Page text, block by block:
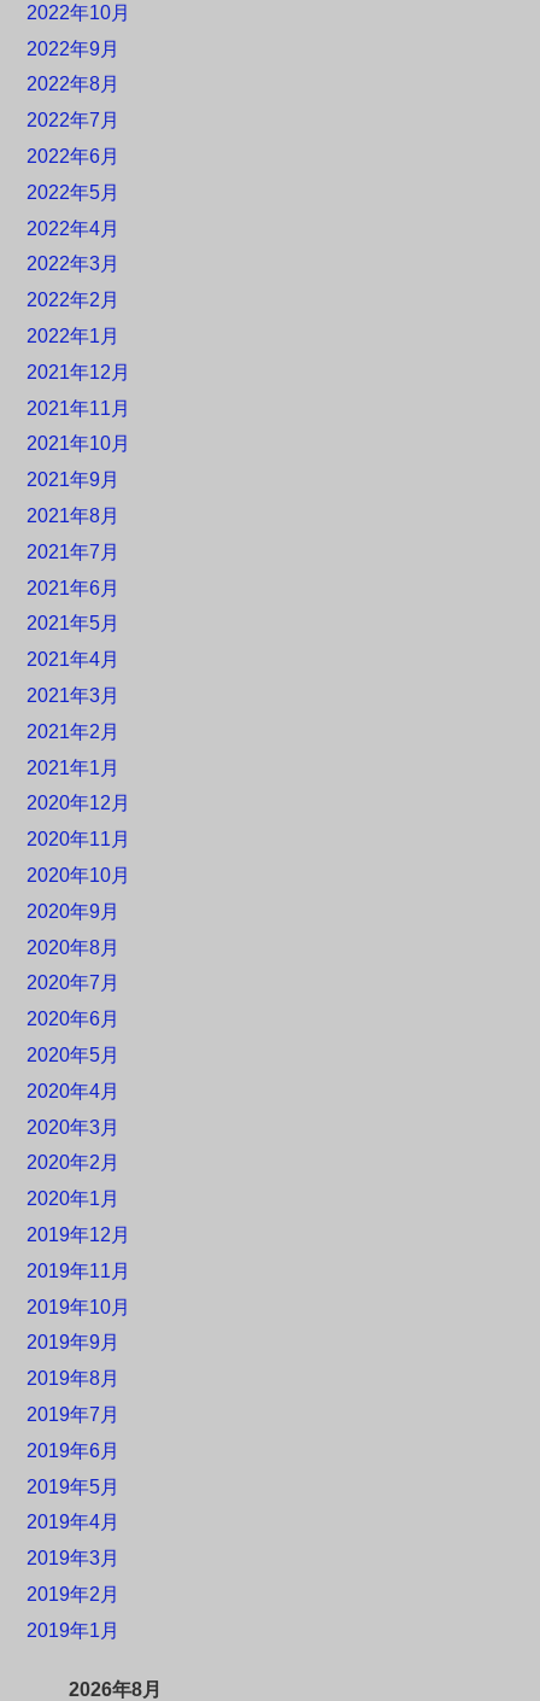
2022年10月
2022年9月
2022年8月
2022年7月
2022年6月
2022年5月
2022年4月
2022年3月
2022年2月
2022年1月
2021年12月
2021年11月
2021年10月
2021年9月
2021年8月
2021年7月
2021年6月
2021年5月
2021年4月
2021年3月
2021年2月
2021年1月
2020年12月
2020年11月
2020年10月
2020年9月
2020年8月
2020年7月
2020年6月
2020年5月
2020年4月
2020年3月
2020年2月
2020年1月
2019年12月
2019年11月
2019年10月
2019年9月
2019年8月
2019年7月
2019年6月
2019年5月
2019年4月
2019年3月
2019年2月
2019年1月
2026年8月